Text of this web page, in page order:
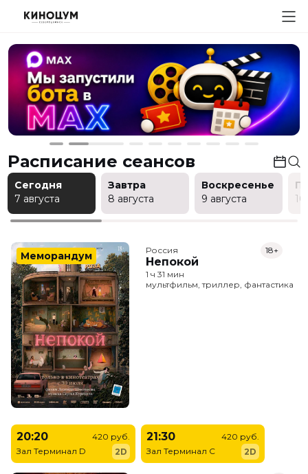
Расписание сеансов
Сегодня
7 августа
Завтра
8 августа
Воскресенье
9 августа
Меморандум Россия
Непокой
18+
1 ч 31 мин
мультфильм, триллер, фантастика
20:20
Зал Терминал D
420 руб.
2D
21:30
Зал Терминал C
420 руб.
2D